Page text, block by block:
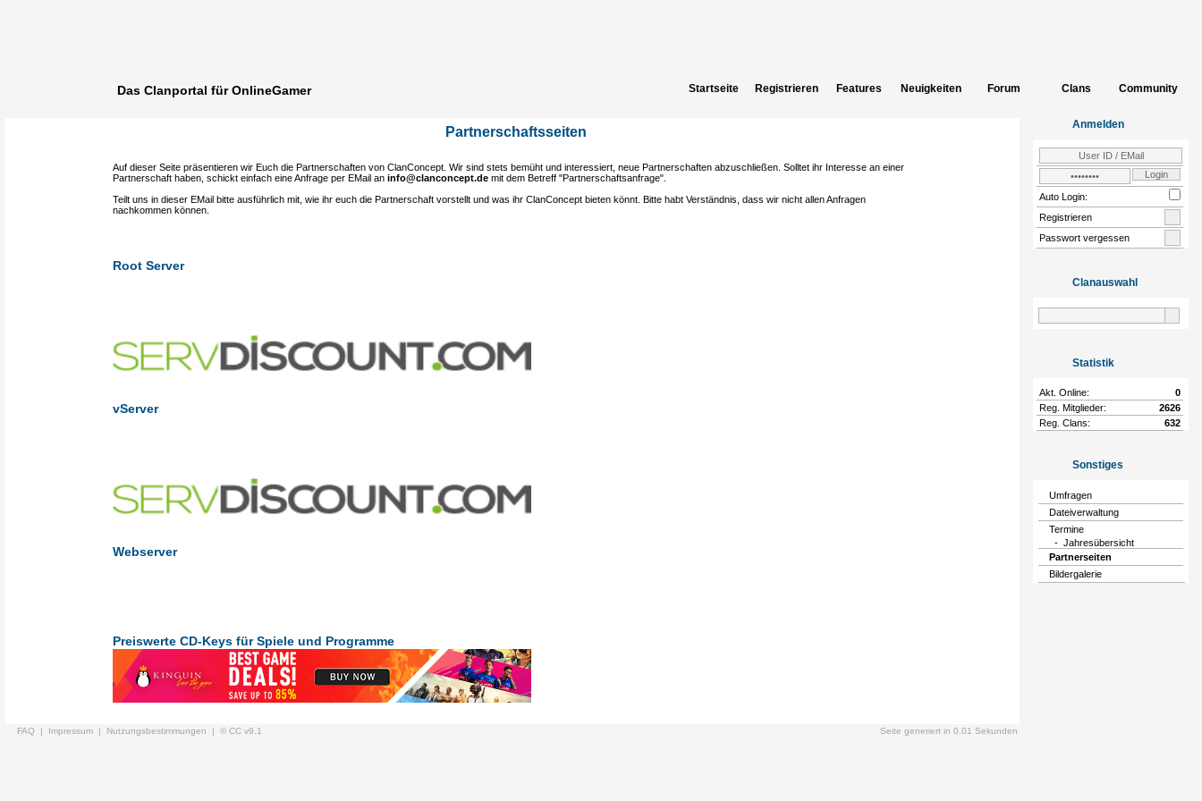
Das Clanportal für OnlineGamer Startseite Registrieren Features Neuigkeiten Forum Clans Community
Partnerschaftsseiten
Auf dieser Seite präsentieren wir Euch die Partnerschaften von ClanConcept. Wir sind stets bemüht und interessiert, neue Partnerschaften abzuschließen. Solltet ihr Interesse an einer
Partnerschaft haben, schickt einfach eine Anfrage per EMail an info@clanconcept.demit dem Betreff "Partnerschaftsanfrage".
Teilt uns in dieser EMail bitte ausführlich mit, wie ihr euch die Partnerschaft vorstellt und was ihr ClanConcept bieten könnt. Bitte habt Verständnis, dass wir nicht allen Anfragen
nachkommen können.
Root Server
vServer
Webserver
Preiswerte CD-Keys für Spiele und Programme
FAQ | Impressum | Nutzungsbestimmungen | © CC v9.1 Seite generiert in 0.01 Sekunden
Anmelden
Auto Login:
Registrieren
Passwort vergessen
Clanauswahl
Statistik
Akt. Online:
0
Reg. Mitglieder:
2626
Reg. Clans:
632
Sonstiges
Umfragen
Dateiverwaltung
Termine
- Jahresübersicht
Partnerseiten
Bildergalerie